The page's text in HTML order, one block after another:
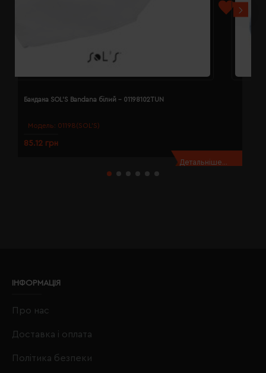
Модель: 01198(SOL’S)
Бандана SOL'S Bandana білий - 01198102TUN
85.12 грн
Детальніше...
ІНФОРМАЦІЯ
Про нас
Доставка і оплата
Політика безпеки